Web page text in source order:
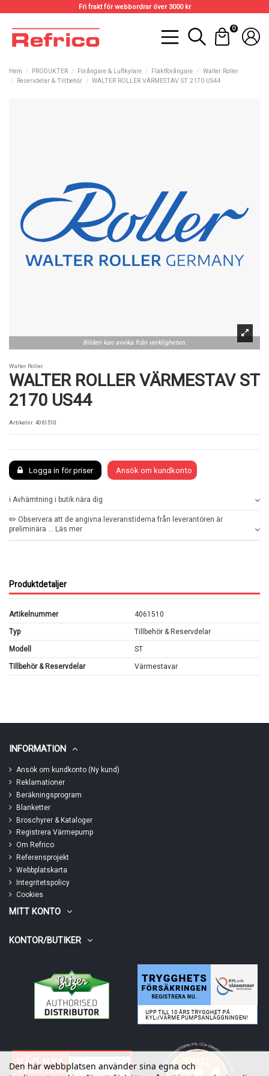
Fri frakt för webbordrar över 3000 kr
0
Hem PRODUKTER Förångare & Luftkylare Fläktförångare
Walter Roller
Reservdelar & Tillbehör
WALTER ROLLER VÄRMESTAV ST 2170 US44
Bilden kan avvika från verkligheten.
Walter Roller
WALTER ROLLER VÄRMESTAV ST
2170 US44
Artikelnr. 4061510
Logga in för priser Ansök om kundkonto
ℹ️ Avhämtning i butik nära dig
✏️ Observera att de angivna leveranstiderna från leverantören är
preliminära ... Läs mer
Produktdetaljer
Artikelnummer 4061510
Typ Tillbehör & Reservdelar
Modell ST
Tillbehör & Reservdelar Värmestavar
INFORMATION
Ansök om kundkonto (Ny kund)
Reklamationer
Beräkningsprogram
Blanketter
Broschyrer & Kataloger
Registrera Värmepump
Om Refrico
Referensprojekt
Webbplatskarta
Integritetspolicy
Cookies
MITT KONTO
KONTOR/BUTIKER
Den här webbplatsen använder sina egna och